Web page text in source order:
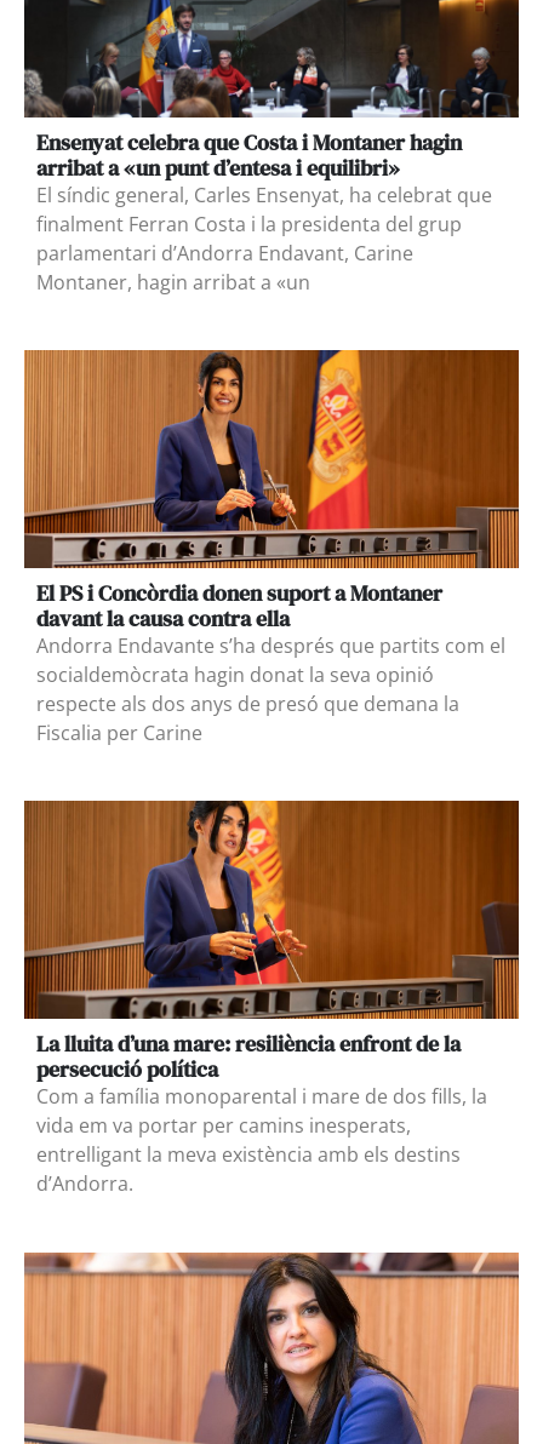
Ensenyat celebra que Costa i Montaner hagin
arribat a «un punt d’entesa i equilibri»
El síndic general, Carles Ensenyat, ha celebrat que
finalment Ferran Costa i la presidenta del grup
parlamentari d’Andorra Endavant, Carine
Montaner, hagin arribat a «un
El PS i Concòrdia donen suport a Montaner
davant la causa contra ella
Andorra Endavante s’ha després que partits com el
socialdemòcrata hagin donat la seva opinió
respecte als dos anys de presó que demana la
Fiscalia per Carine
La lluita d’una mare: resiliència enfront de la
persecució política
Com a família monoparental i mare de dos fills, la
vida em va portar per camins inesperats,
entrelligant la meva existència amb els destins
d’Andorra.